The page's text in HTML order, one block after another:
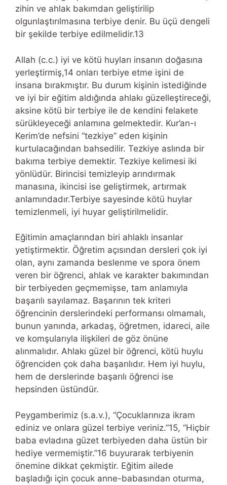
zihin ve ahlak bakımdan geliştirilip
olgunlaştırılmasına terbiye denir. Bu üçü dengeli
bir şekilde terbiye edilmelidir.13
Allah (c.c.) iyi ve kötü huyları insanın doğasına
yerleştirmiş,14 onları terbiye etme işini de
insana bırakmıştır. Bu durum kişinin istediğinde
ve iyi bir eğitim aldığında ahlakı güzelleştireceği,
aksine kötü bir terbiye ile de kendini felakete
sürükleyeceği anlamına gelmektedir. Kur’an-ı
Kerim’de nefsini “tezkiye” eden kişinin
kurtulacağından bahsedilir. Tezkiye aslında bir
bakıma terbiye demektir. Tezkiye kelimesi iki
yönlüdür. Birincisi temizleyip arındırmak
manasına, ikincisi ise geliştirmek, artırmak
anlamındadır.Terbiye sayesinde kötü huylar
temizlenmeli, iyi huyar geliştirilmelidir.
Eğitimin amaçlarından biri ahlaklı insanlar
yetiştirmektir. Öğretim açısından dersleri çok iyi
olan, aynı zamanda beslenme ve spora önem
veren bir öğrenci, ahlak ve karakter bakımından
bir terbiyeden geçmemişse, tam anlamıyla
başarılı sayılamaz. Başarının tek kriteri
öğrencinin derslerindeki performansı olmamalı,
bunun yanında, arkadaş, öğretmen, idareci, aile
ve komşularıyla ilişkileri de göz önüne
alınmalıdır. Ahlakı güzel bir öğrenci, kötü huylu
öğrenciden çok daha başarılıdır. Hem iyi huylu,
hem de derslerinde başarılı öğrenci ise
hepsinden üstündür.
Peygamberimiz (s.a.v.), “Çocuklarınıza ikram
ediniz ve onlara güzel terbiye veriniz.”15, “Hiçbir
baba evladına güzet terbiyeden daha üstün bir
hediye vermemiştir.”16 buyurarak terbiyenin
önemine dikkat çekmiştir. Eğitim ailede
başladığı için çocuk anne-babasından oturma,